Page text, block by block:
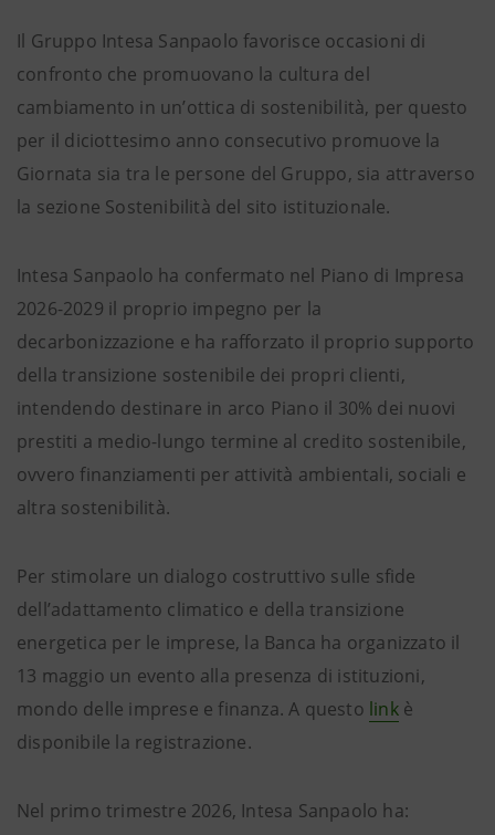
Il Gruppo Intesa Sanpaolo favorisce occasioni di
confronto che promuovano la cultura del
cambiamento in un’ottica di sostenibilità, per questo
per il diciottesimo anno consecutivo promuove la
Giornata sia tra le persone del Gruppo, sia attraverso
la sezione Sostenibilità del sito istituzionale.
Intesa Sanpaolo ha confermato nel Piano di Impresa
2026-2029 il proprio impegno per la
decarbonizzazione e ha rafforzato il proprio supporto
della transizione sostenibile dei propri clienti,
intendendo destinare in arco Piano il 30% dei nuovi
prestiti a medio-lungo termine al credito sostenibile,
ovvero finanziamenti per attività ambientali, sociali e
altra sostenibilità.
Per stimolare un dialogo costruttivo sulle sfide
dell’adattamento climatico e della transizione
energetica per le imprese, la Banca ha organizzato il
13 maggio un evento alla presenza di istituzioni,
mondo delle imprese e finanza. A questo linkè
disponibile la registrazione.
Nel primo trimestre 2026, Intesa Sanpaolo ha: